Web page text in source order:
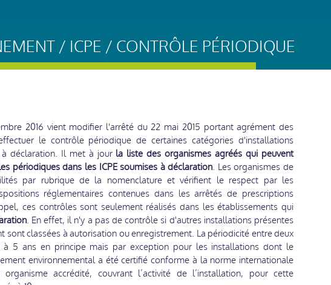
/ ICPE / CONTRÔLE PÉRIODIQUE
2016 vient modifier l'arrêté du 22 mai 2015 portant agrément des
le contrôle périodique de certaines catégories d'installations
à déclaration. Il met à jour la liste des organismes agréés qui peuvent
périodiques dans les ICPE soumises à déclaration. Les organismes de
par rubrique de la nomenclature et vérifient le respect par les
réglementaires contenues dans les arrêtés de prescriptions
ces contrôles sont seulement réalisés dans les établissements qui
. En effet, il n'y a pas de contrôle si d'autres installations présentes
sont classées à autorisation ou enregistrement. La périodicité entre deux
à 5 ans en principe mais par exception pour les installations dont le
environnemental a été certifié conforme à la norme internationale
accrédité, couvrant l’activité de l’installation, pour cette